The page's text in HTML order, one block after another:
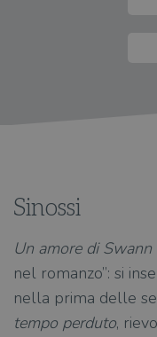
Sinossi
Un amore di Swann
nel romanzo”: si
nella prima delle
tempo perduto,